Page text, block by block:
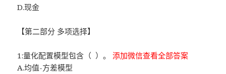
D.现金
【第二部分 多项选择】
1:量化配置模型包含（ ）。添加微信查看全部答案
A.均值-方差模型